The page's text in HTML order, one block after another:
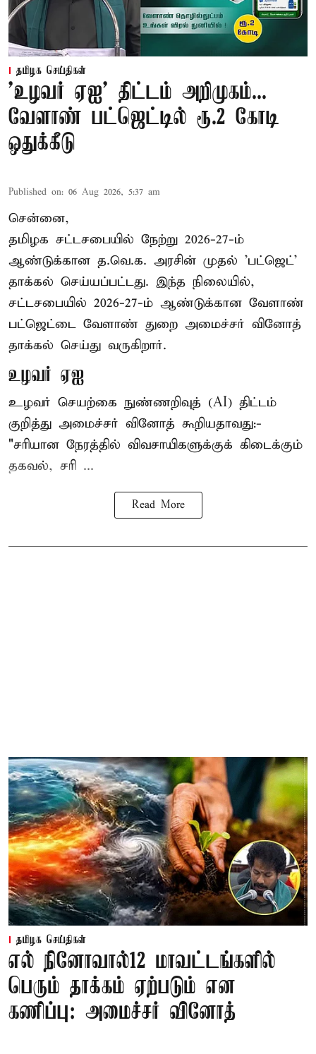
தமிழக செய்திகள்
'உழவர் ஏஐ' திட்டம் அறிமுகம்...
வேளாண் பட்ஜெட்டில் ரூ.2 கோடி
ஒதுக்கீடு
Published on: 06 Aug 2026, 5:37 am
சென்னை,
தமிழக சட்டசபையில் நேற்று 2026-27-ம்
ஆண்டுக்கான த.வெ.க. அரசின் முதல் 'பட்ஜெட்'
தாக்கல் செய்யப்பட்டது. இந்த நிலையில்,
சட்டசபையில் 2026-27-ம் ஆண்டுக்கான வேளாண்
பட்ஜெட்டை வேளாண் துறை அமைச்சர் வினோத்
தாக்கல் செய்து வருகிறார்.
உழவர் ஏஐ
உழவர் செயற்கை நுண்ணறிவுத் (AI) திட்டம்
குறித்து அமைச்சர் வினோத் கூறியதாவது:-
"சரியான நேரத்தில் விவசாயிகளுக்குக் கிடைக்கும்
தகவல், சரி ...
Read More
தமிழக செய்திகள்
எல் நினோவால்12 மாவட்டங்களில்
பெரும் தாக்கம் ஏற்படும் என
கணிப்பு: அமைச்சர் வினோத்